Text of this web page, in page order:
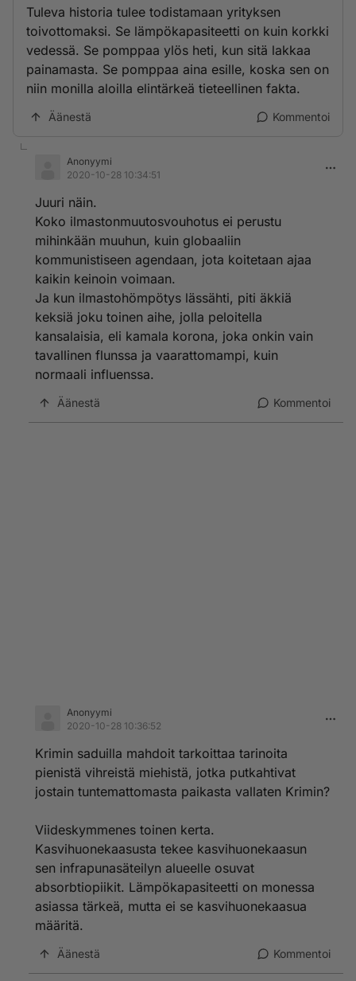
Tuleva historia tulee todistamaan yrityksen
toivottomaksi. Se lämpökapasiteetti on kuin korkki
vedessä. Se pomppaa ylös heti, kun sitä lakkaa
painamasta. Se pomppaa aina esille, koska sen on
niin monilla aloilla elintärkeä tieteellinen fakta.
Äänestä Kommentoi
Anonyymi
2020-10-28 10:34:51
Juuri näin.
Koko ilmastonmuutosvouhotus ei perustu
mihinkään muuhun, kuin globaaliin
kommunistiseen agendaan, jota koitetaan ajaa
kaikin keinoin voimaan.
Ja kun ilmastohömpötys lässähti, piti äkkiä
keksiä joku toinen aihe, jolla peloitella
kansalaisia, eli kamala korona, joka onkin vain
tavallinen flunssa ja vaarattomampi, kuin
normaali influenssa.
Äänestä Kommentoi
Anonyymi
2020-10-28 10:36:52
Krimin saduilla mahdoit tarkoittaa tarinoita
pienistä vihreistä miehistä, jotka putkahtivat
jostain tuntemattomasta paikasta vallaten Krimin?
Viideskymmenes toinen kerta.
Kasvihuonekaasusta tekee kasvihuonekaasun
sen infrapunasäteilyn alueelle osuvat
absorbtiopiikit. Lämpökapasiteetti on monessa
asiassa tärkeä, mutta ei se kasvihuonekaasua
määritä.
Äänestä Kommentoi